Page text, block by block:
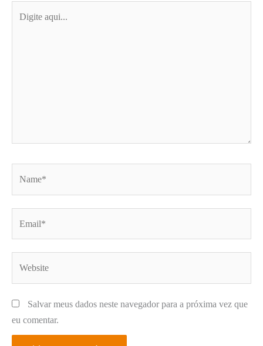
aqui...
Salvar meus dados neste navegador para a próxima vez que
eu comentar.